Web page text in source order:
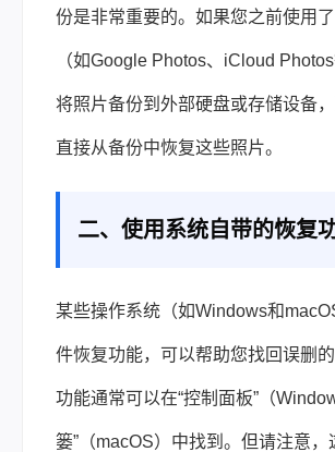
份是非常重要的。如果您之前使用
（如Google Photos、iCloud
将照片备份到外部硬盘或存储设备
直接从备份中恢复这些照片。
二、使用系统自带的恢复
某些操作系统（如Windows和
件恢复功能，可以帮助您找回误删
功能通常可以在“控制面板”（
篓”（macOS）中找到。但请注意，